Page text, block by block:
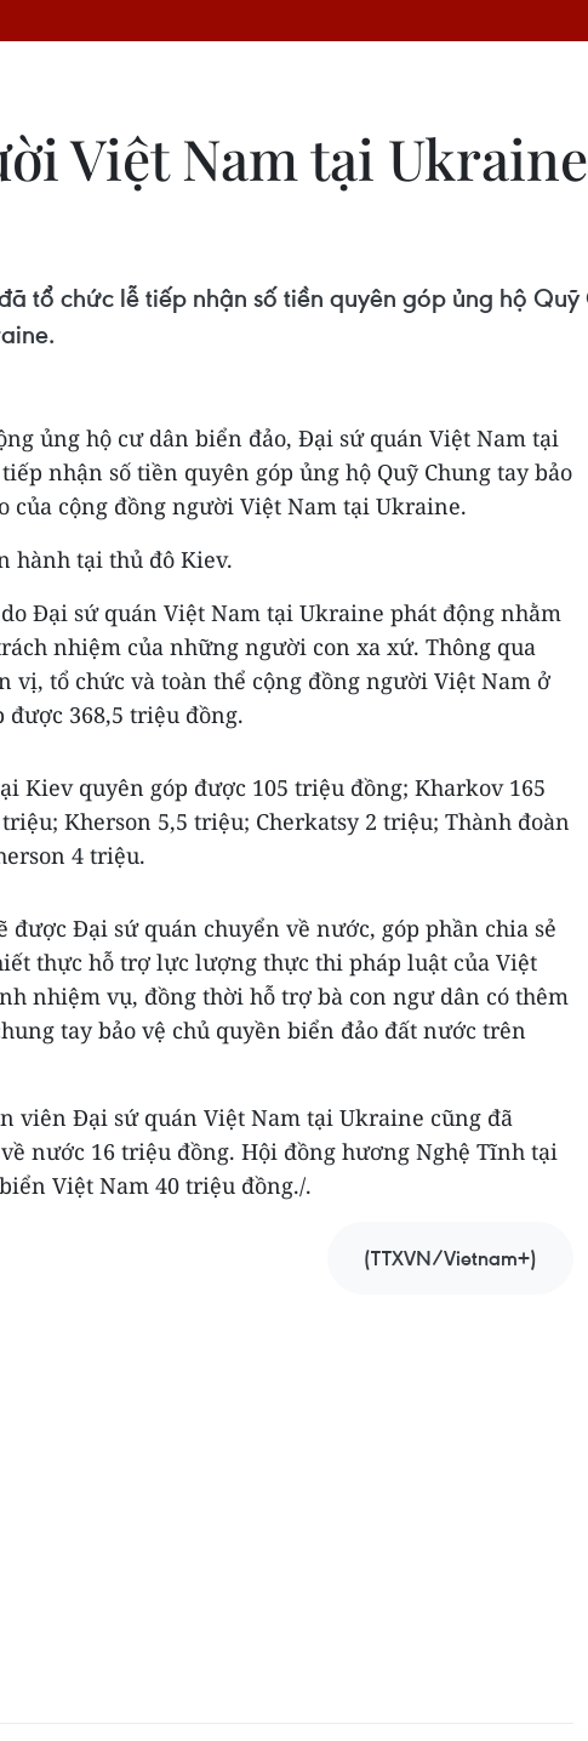
Việt Nam tại
tổ chức lễ tiếp nhận số tiền quyên góp ủng hộ
ủng hộ cư dân biển đảo, Đại sứ quán Việt Nam tại
nhận số tiền quyên góp ủng hộ Quỹ Chung tay bảo
của cộng đồng người Việt Nam tại Ukraine.
hành tại thủ đô Kiev.
Đại sứ quán Việt Nam tại Ukraine phát động nhằm
nhiệm của những người con xa xứ. Thông qua
vị, tổ chức và toàn thể cộng đồng người Việt Nam ở
368,5 triệu đồng.
Kiev quyên góp được 105 triệu đồng; Kharkov 165
Kherson 5,5 triệu; Cherkatsy 2 triệu; Thành đoàn
4 triệu.
được Đại sứ quán chuyển về nước, góp phần chia sẻ
thực hỗ trợ lực lượng thực thi pháp luật của Việt
nhiệm vụ, đồng thời hỗ trợ bà con ngư dân có thêm
tay bảo vệ chủ quyền biển đảo đất nước trên
viên Đại sứ quán Việt Nam tại Ukraine cũng đã
nước 16 triệu đồng. Hội đồng hương Nghệ Tĩnh tại
Việt Nam 40 triệu đồng./.
(TTXVN/Vietnam+)